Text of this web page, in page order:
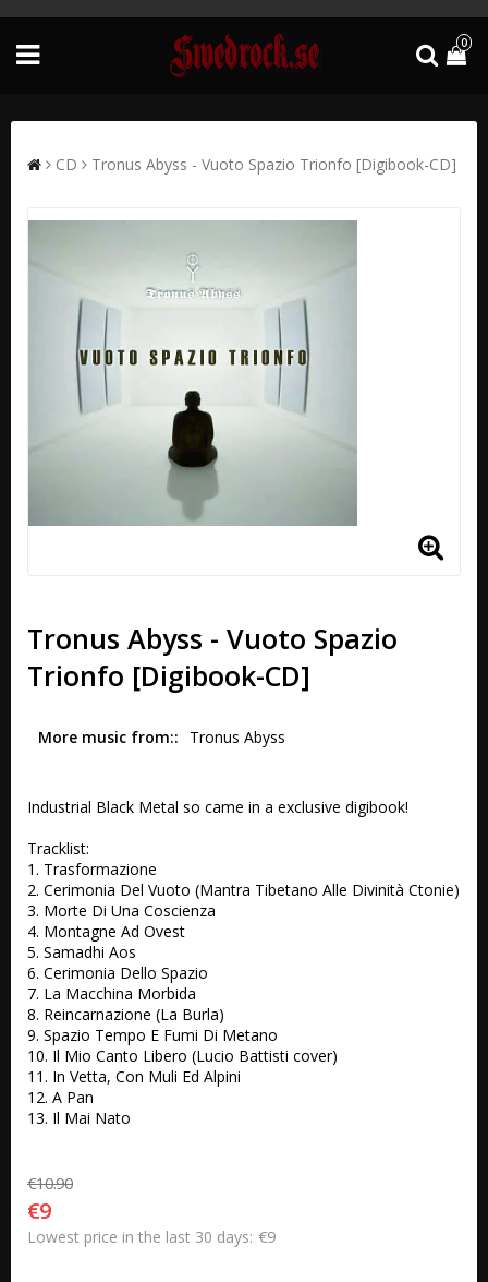
0
CD Tronus Abyss - Vuoto Spazio Trionfo [Digibook-CD]
Tronus Abyss - Vuoto Spazio
Trionfo [Digibook-CD]
More music from: Tronus Abyss
Industrial Black Metal so came in a exclusive digibook!
Tracklist:
1. Trasformazione
2. Cerimonia Del Vuoto (Mantra Tibetano Alle Divinità Ctonie)
3. Morte Di Una Coscienza
4. Montagne Ad Ovest
5. Samadhi Aos
6. Cerimonia Dello Spazio
7. La Macchina Morbida
8. Reincarnazione (La Burla)
9. Spazio Tempo E Fumi Di Metano
10. Il Mio Canto Libero (Lucio Battisti cover)
11. In Vetta, Con Muli Ed Alpini
12. A Pan
13. Il Mai Nato
€10.90
€9
Lowest price in the last 30 days €9